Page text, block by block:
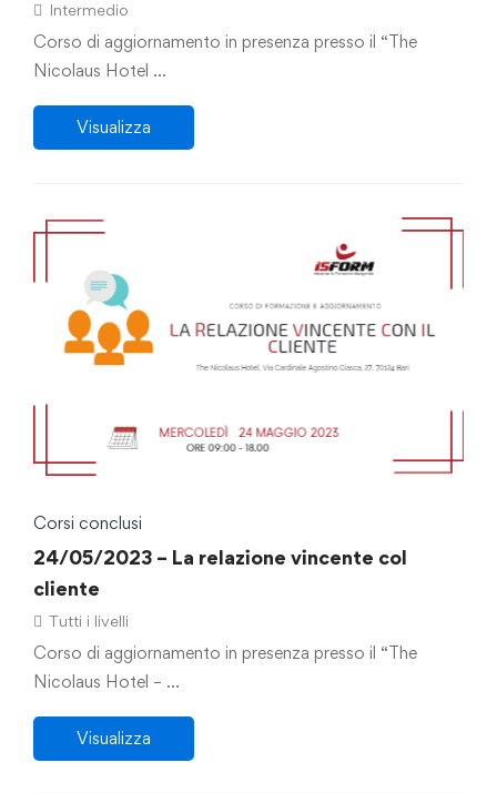
procedure di vendita
Intermedio
Corso di aggiornamento in presenza presso il “The
Nicolaus Hotel …
Visualizza
Corsi conclusi
24/05/2023 – La relazione vincente col
cliente
Tutti i livelli
Corso di aggiornamento in presenza presso il “The
Nicolaus Hotel – …
Visualizza